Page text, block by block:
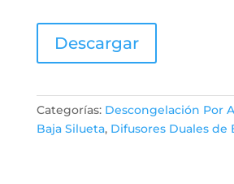
Descargar
Categorías: Descongelación Por
Baja Silueta, Difusores Duales de